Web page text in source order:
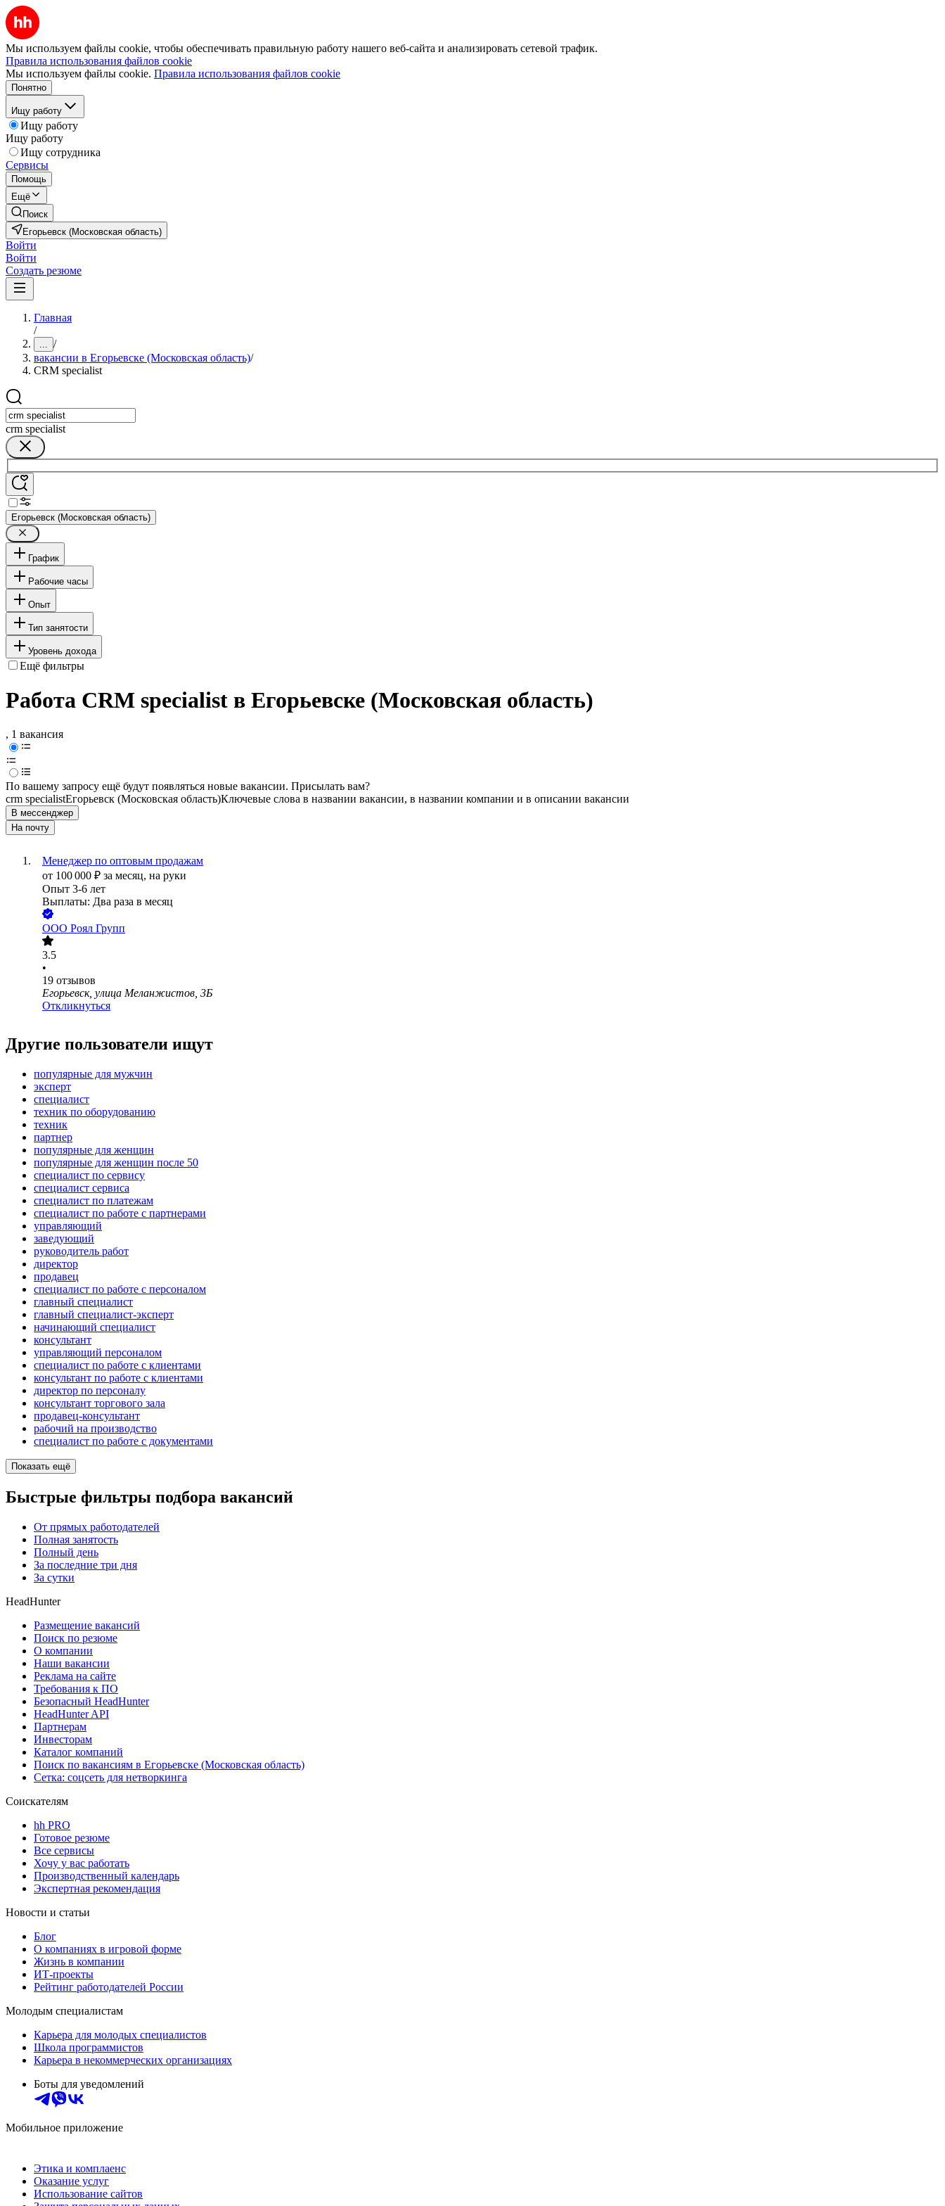
Мы используем файлы cookie, чтобы обеспечивать правильную работу нашего веб-сайта и анализировать сетевой трафик.
Правила использования файлов cookie
Мы используем файлы cookie. Правила использования файлов cookie
Понятно
Ищу работу
Ищу работу
Ищу работу
Ищу сотрудника
Сервисы
Помощь
Ещё
Поиск
Егорьевск (Московская область)
Войти
Войти
Создать резюме
Главная
/
... /
вакансии в Егорьевске (Московская область)/
CRM specialist
crm specialist
Егорьевск (Московская область)
График
Рабочие часы
Опыт
Тип занятости
Уровень дохода
Ещё фильтры
Работа CRM specialist в Егорьевске (Московская область)
, 1 вакансия
По вашему запросу ещё будут появляться новые вакансии. Присылать вам?
crm specialistЕгорьевск (Московская область)Ключевые слова в названии вакансии, в названии компании и в описании вакансии
В мессенджер
На почту
Менеджер по оптовым продажам
от 100 000 ₽ за месяц, на руки
Опыт 3-6 лет
Выплаты: Два раза в месяц
ООО Роял Групп
3.5
•
19 отзывов
Егорьевск, улица Меланжистов, 3Б
Откликнуться
Другие пользователи ищут
популярные для мужчин
эксперт
специалист
техник по оборудованию
техник
партнер
популярные для женщин
популярные для женщин после 50
специалист по сервису
специалист сервиса
специалист по платежам
специалист по работе с партнерами
управляющий
заведующий
руководитель работ
директор
продавец
специалист по работе с персоналом
главный специалист
главный специалист-эксперт
начинающий специалист
консультант
управляющий персоналом
специалист по работе с клиентами
консультант по работе с клиентами
директор по персоналу
консультант торгового зала
продавец-консультант
рабочий на производство
специалист по работе с документами
Показать ещё
Быстрые фильтры подбора вакансий
От прямых работодателей
Полная занятость
Полный день
За последние три дня
За сутки
HeadHunter
Размещение вакансий
Поиск по резюме
О компании
Наши вакансии
Реклама на сайте
Требования к ПО
Безопасный HeadHunter
HeadHunter API
Партнерам
Инвесторам
Каталог компаний
Поиск по вакансиям в Егорьевске (Московская область)
Сетка: соцсеть для нетворкинга
Соискателям
hh PRO
Готовое резюме
Все сервисы
Хочу у вас работать
Производственный календарь
Экспертная рекомендация
Новости и статьи
Блог
О компаниях в игровой форме
Жизнь в компании
ИТ-проекты
Рейтинг работодателей России
Молодым специалистам
Карьера для молодых специалистов
Школа программистов
Карьера в некоммерческих организациях
Боты для уведомлений
Мобильное приложение
Этика и комплаенс
Оказание услуг
Использование сайтов